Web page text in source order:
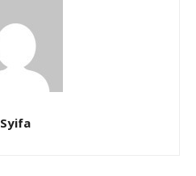
Syifa